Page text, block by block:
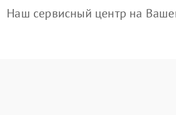
Наш сервисный центр на